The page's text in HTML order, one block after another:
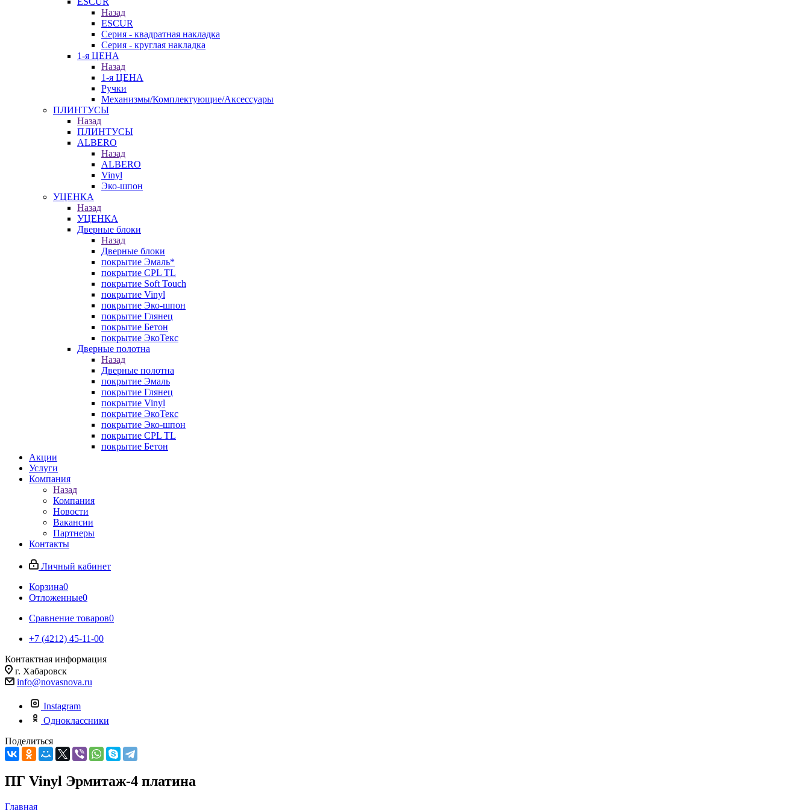
Назад
ESCUR
Серия - квадратная накладка
Серия - круглая накладка
1-я ЦЕНА
Назад
1-я ЦЕНА
Ручки
Механизмы/Комплектующие/Аксессуары
ПЛИНТУСЫ
Назад
ПЛИНТУСЫ
ALBERO
Назад
ALBERO
Vinyl
Эко-шпон
УЦЕНКА
Назад
УЦЕНКА
Дверные блоки
Назад
Дверные блоки
покрытие Эмаль*
покрытие CPL TL
покрытие Soft Touch
покрытие Vinyl
покрытие Эко-шпон
покрытие Глянец
покрытие Бетон
покрытие ЭкоТекс
Дверные полотна
Назад
Дверные полотна
покрытие Эмаль
покрытие Глянец
покрытие Vinyl
покрытие ЭкоТекс
покрытие Эко-шпон
покрытие CPL TL
покрытие Бетон
Акции
Услуги
Компания
Назад
Компания
Новости
Вакансии
Партнеры
Контакты
Личный кабинет
Корзина0
Отложенные0
Сравнение товаров0
+7 (4212) 45-11-00
Контактная информация
г. Хабаровск
info@novasnova.ru
Instagram
Одноклассники
Поделиться
ПГ Vinyl Эрмитаж-4 платина
Главная